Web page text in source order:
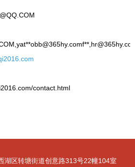
,yat**obb@365hy.comf**,
contact.html
湖区转塘街道创意路313号22幢104室